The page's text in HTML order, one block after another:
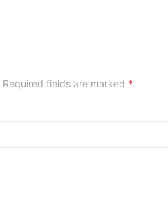
Required fields are marked *